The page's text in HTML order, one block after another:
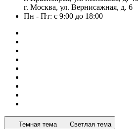
г. Москва, ул. Вернисажная, д. 6
Пн - Пт: с 9:00 до 18:00
Темная тема Светлая тема